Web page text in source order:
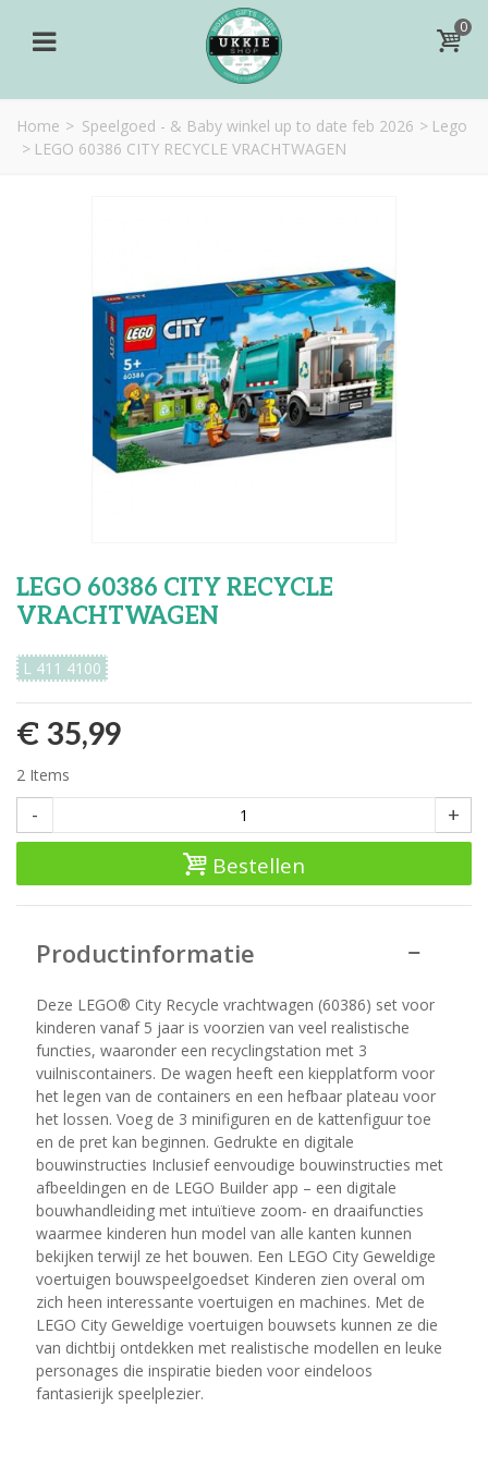
0
Home > Speelgoed - & Baby winkel up to date feb 2026 > Lego
> LEGO 60386 CITY RECYCLE VRACHTWAGEN
LEGO 60386 CITY RECYCLE
VRACHTWAGEN
L 411 4100
€ 35,99
2 Items
- +
Bestellen
Productinformatie
Deze LEGO® City Recycle vrachtwagen (60386) set voor
kinderen vanaf 5 jaar is voorzien van veel realistische
functies, waaronder een recyclingstation met 3
vuilniscontainers. De wagen heeft een kiepplatform voor
het legen van de containers en een hefbaar plateau voor
het lossen. Voeg de 3 minifiguren en de kattenfiguur toe
en de pret kan beginnen. Gedrukte en digitale
bouwinstructies Inclusief eenvoudige bouwinstructies met
afbeeldingen en de LEGO Builder app – een digitale
bouwhandleiding met intuïtieve zoom- en draaifuncties
waarmee kinderen hun model van alle kanten kunnen
bekijken terwijl ze het bouwen. Een LEGO City Geweldige
voertuigen bouwspeelgoedset Kinderen zien overal om
zich heen interessante voertuigen en machines. Met de
LEGO City Geweldige voertuigen bouwsets kunnen ze die
van dichtbij ontdekken met realistische modellen en leuke
personages die inspiratie bieden voor eindeloos
fantasierijk speelplezier.